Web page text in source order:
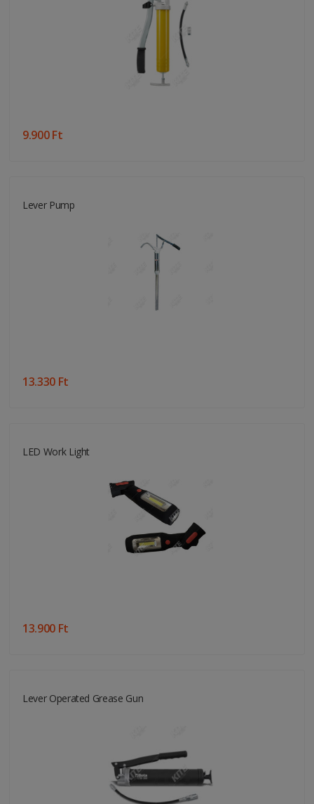
9.900 Ft
Lever Pump
13.330 Ft
LED Work Light
13.900 Ft
Lever Operated Grease Gun